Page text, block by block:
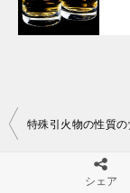
投
シェア